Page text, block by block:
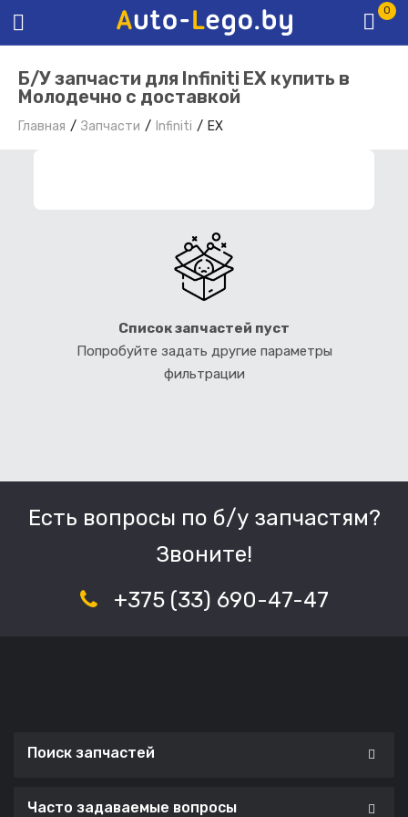
0
Б/У запчасти для Infiniti EX купить в
Молодечно с доставкой
Главная Запчасти Infiniti EX
Список запчастей пуст
Попробуйте задать другие параметры
фильтрации
Есть вопросы по б/у запчастям?
Звоните!
+375 (33) 690-47-47
Поиск запчастей
Часто задаваемые вопросы